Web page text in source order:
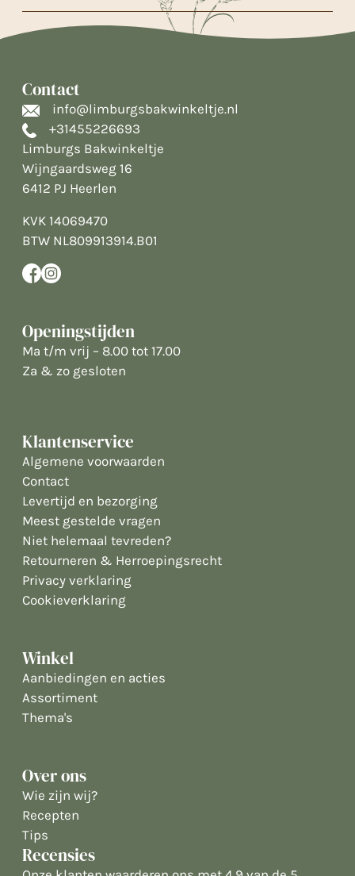
Contact
info@limburgsbakwinkeltje.nl
+31455226693
Limburgs Bakwinkeltje
Wijngaardsweg 16
6412 PJ Heerlen
KVK 14069470
BTW NL809913914.B01
Openingstijden
Ma t/m vrij – 8.00 tot 17.00
Za & zo gesloten
Klantenservice
Algemene voorwaarden
Contact
Levertijd en bezorging
Meest gestelde vragen
Niet helemaal tevreden?
Retourneren & Herroepingsrecht
Privacy verklaring
Cookieverklaring
Winkel
Aanbiedingen en acties
Assortiment
Thema's
Over ons
Wie zijn wij?
Recepten
Tips
Recensies